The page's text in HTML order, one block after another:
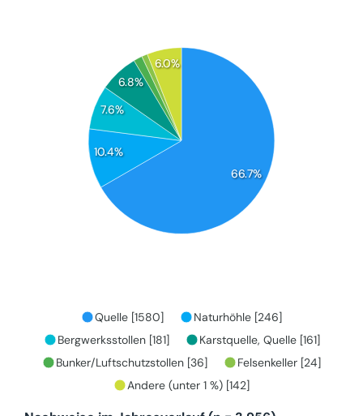
66.7%
10.4%
7.6%
6.8%
6.0%
Quelle [1580]
Naturhöhle [246]
Bergwerksstollen [181]
Karstquelle, Quelle [161]
Bunker/Luftschutzstollen [36]
Felsenkeller [24]
Andere (unter 1 %) [142]